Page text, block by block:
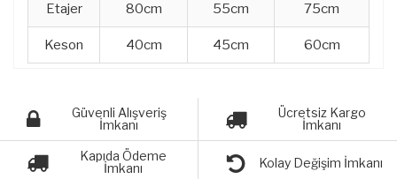
Etajer 80cm 55cm 75cm
Keson 40cm 45cm 60cm
Güvenli Alışveriş
İmkanı
Ücretsiz Kargo
İmkanı
Kapıda Ödeme
İmkanı
Kolay Değişim İmkanı